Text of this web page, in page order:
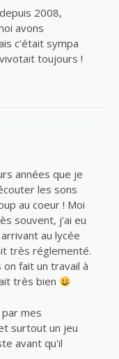
2008,
avons
c’était sympa
toujours !
années que je
les sons
au coeur ! Moi
souvent, j'ai eu
au lycée
très réglementé.
on fait un travail à
très bien
mes
surtout un jeu
avant qu'il